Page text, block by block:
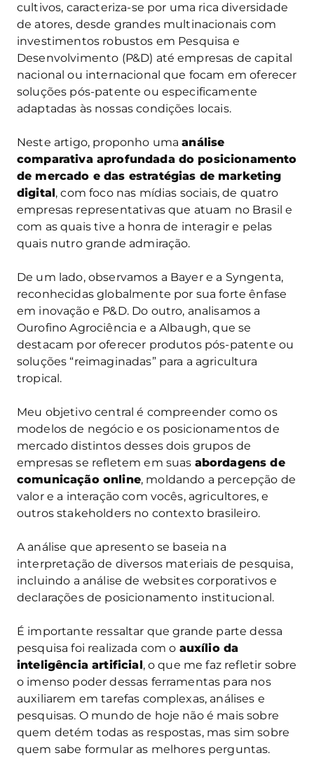
cultivos, caracteriza-se por uma rica diversidade
de atores, desde grandes multinacionais com
investimentos robustos em Pesquisa e
Desenvolvimento (P&D) até empresas de capital
nacional ou internacional que focam em oferecer
soluções pós-patente ou especificamente
adaptadas às nossas condições locais.
Neste artigo, proponho umaanálise
comparativa aprofundada do posicionamento
de mercado e das estratégias de marketing
digital, com foco nas mídias sociais, de quatro
empresas representativas que atuam no Brasil e
com as quais tive a honra de interagir e pelas
quais nutro grande admiração.
De um lado, observamos a Bayer e a Syngenta,
reconhecidas globalmente por sua forte ênfase
em inovação e P&D. Do outro, analisamos a
Ourofino Agrociência e a Albaugh, que se
destacam por oferecer produtos pós-patente ou
soluções “reimaginadas” para a agricultura
tropical.
Meu objetivo central é compreender como os
modelos de negócio e os posicionamentos de
mercado distintos desses dois grupos de
empresas se refletem em suas abordagens de
comunicação online, moldando a percepção de
valor e a interação com vocês, agricultores, e
outros stakeholders no contexto brasileiro.
A análise que apresento se baseia na
interpretação de diversos materiais de pesquisa,
incluindo a análise de websites corporativos e
declarações de posicionamento institucional.
É importante ressaltar que grande parte dessa
pesquisa foi realizada com o auxílio da
inteligência artificial, o que me faz refletir sobre
o imenso poder dessas ferramentas para nos
auxiliarem em tarefas complexas, análises e
pesquisas. O mundo de hoje não é mais sobre
quem detém todas as respostas, mas sim sobre
quem sabe formular as melhores perguntas.